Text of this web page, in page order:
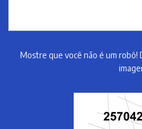
Mostre que você não é um